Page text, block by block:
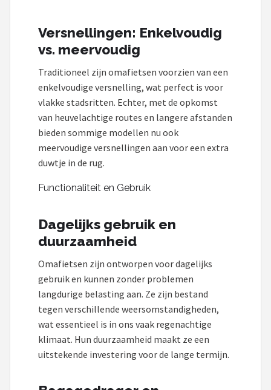
Versnellingen: Enkelvoudig
vs. meervoudig
Traditioneel zijn omafietsen voorzien van een
enkelvoudige versnelling, wat perfect is voor
vlakke stadsritten. Echter, met de opkomst
van heuvelachtige routes en langere afstanden
bieden sommige modellen nu ook
meervoudige versnellingen aan voor een extra
duwtje in de rug.
Functionaliteit en Gebruik
Dagelijks gebruik en
duurzaamheid
Omafietsen zijn ontworpen voor dagelijks
gebruik en kunnen zonder problemen
langdurige belasting aan. Ze zijn bestand
tegen verschillende weersomstandigheden,
wat essentieel is in ons vaak regenachtige
klimaat. Hun duurzaamheid maakt ze een
uitstekende investering voor de lange termijn.